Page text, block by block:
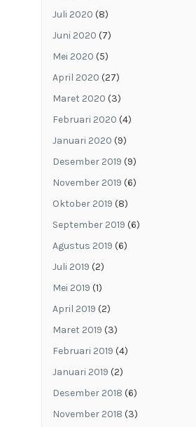
Juli 2020 (8)
Juni 2020 (7)
Mei 2020 (5)
April 2020 (27)
Maret 2020 (3)
Februari 2020 (4)
Januari 2020 (9)
Desember 2019 (9)
November 2019 (6)
Oktober 2019 (8)
September 2019 (6)
Agustus 2019 (6)
Juli 2019 (2)
Mei 2019 (1)
April 2019 (2)
Maret 2019 (3)
Februari 2019 (4)
Januari 2019 (2)
Desember 2018 (6)
November 2018 (3)